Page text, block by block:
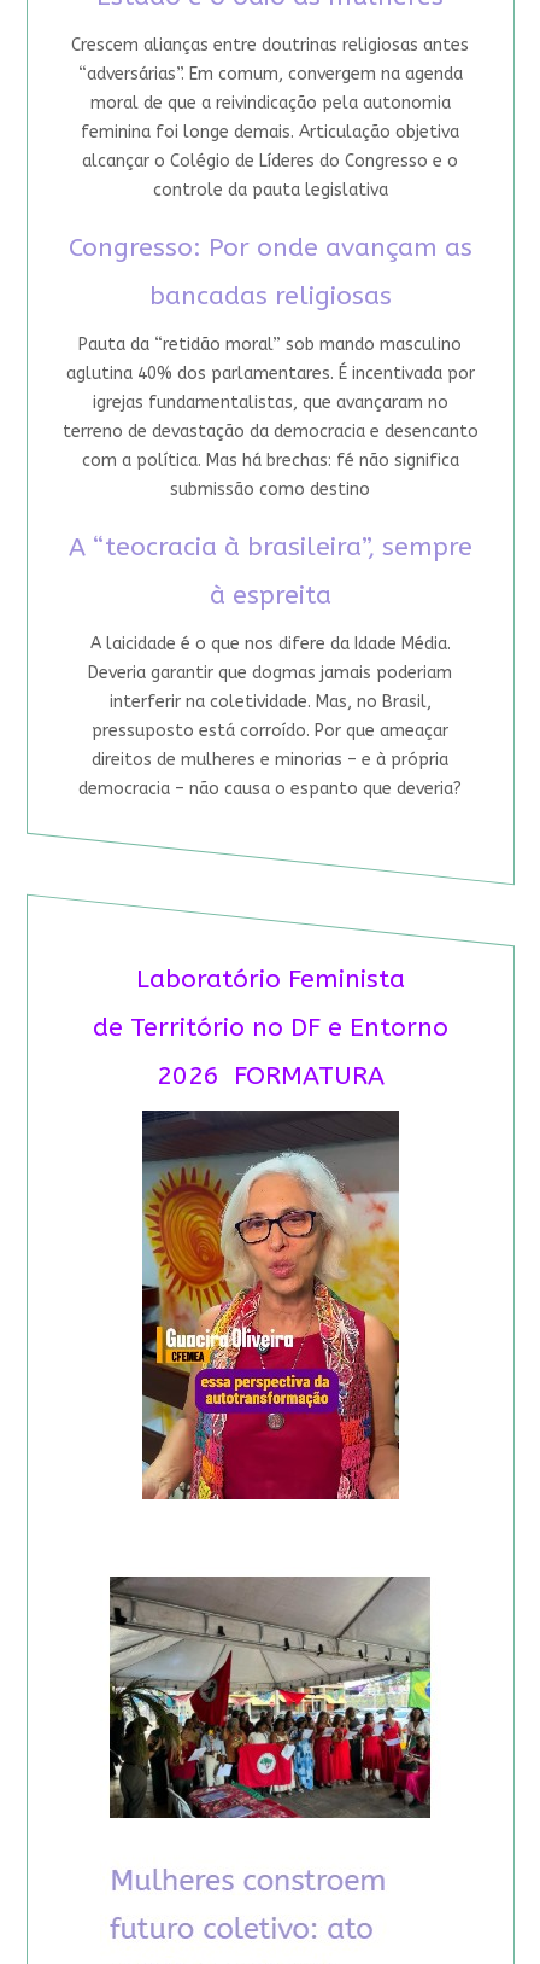
Crescem alianças entre doutrinas religiosas antes
“adversárias”. Em comum, convergem na agenda
moral de que a reivindicação pela autonomia
feminina foi longe demais. Articulação objetiva
alcançar o Colégio de Líderes do Congresso e o
controle da pauta legislativa
Congresso: Por onde avançam as
bancadas religiosas
Pauta da “retidão moral” sob mando masculino
aglutina 40% dos parlamentares. É incentivada por
igrejas fundamentalistas, que avançaram no
terreno de devastação da democracia e desencanto
com a política. Mas há brechas: fé não significa
submissão como destino
A “teocracia à brasileira”, sempre
à espreita
A laicidade é o que nos difere da Idade Média.
Deveria garantir que dogmas jamais poderiam
interferir na coletividade. Mas, no Brasil,
pressuposto está corroído. Por que ameaçar
direitos de mulheres e minorias – e à própria
democracia – não causa o espanto que deveria?
Laboratório Feminista
de Território no DF e Entorno
2026 FORMATURA